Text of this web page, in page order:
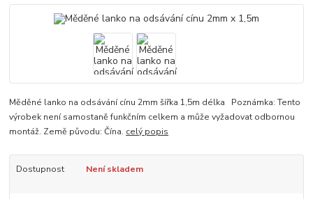
Měděné lanko na odsávání cínu 2mm šířka 1,5m délka Poznámka: Tento
výrobek není samostaně funkčním celkem a může vyžadovat odbornou
montáž. Země původu: Čína. celý popis
Dostupnost Není skladem